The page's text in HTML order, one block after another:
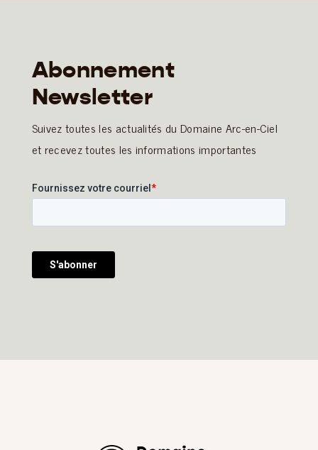
(Samedi
Dimanche)
Abonnement
Newsletter
Suivez toutes les actualités du Domaine Arc-en-Ciel
et recevez toutes les informations importantes